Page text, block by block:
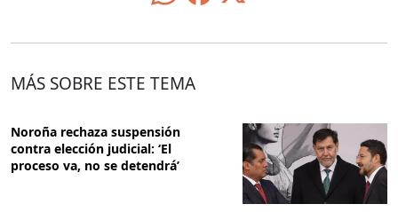
MÁS SOBRE ESTE TEMA
Noroña rechaza suspensión
contra elección judicial: ‘El
proceso va, no se detendrá’